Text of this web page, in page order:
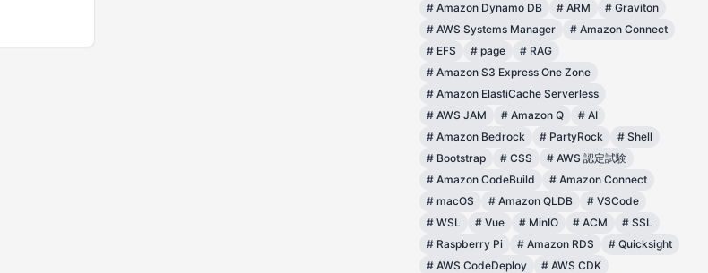
# Amazon Dynamo DB # ARM # Graviton
# AWS Systems Manager # Amazon Connect
# EFS # page # RAG
# Amazon S3 Express One Zone
# Amazon ElastiCache Serverless
# AWS JAM # Amazon Q # AI
# Amazon Bedrock # PartyRock # Shell
# Bootstrap # CSS # AWS 認定試験
# Amazon CodeBuild # Amazon Connect
# macOS # Amazon QLDB # VSCode
# WSL # Vue # MinIO # ACM # SSL
# Raspberry Pi # Amazon RDS # Quicksight
# AWS CodeDeploy # AWS CDK